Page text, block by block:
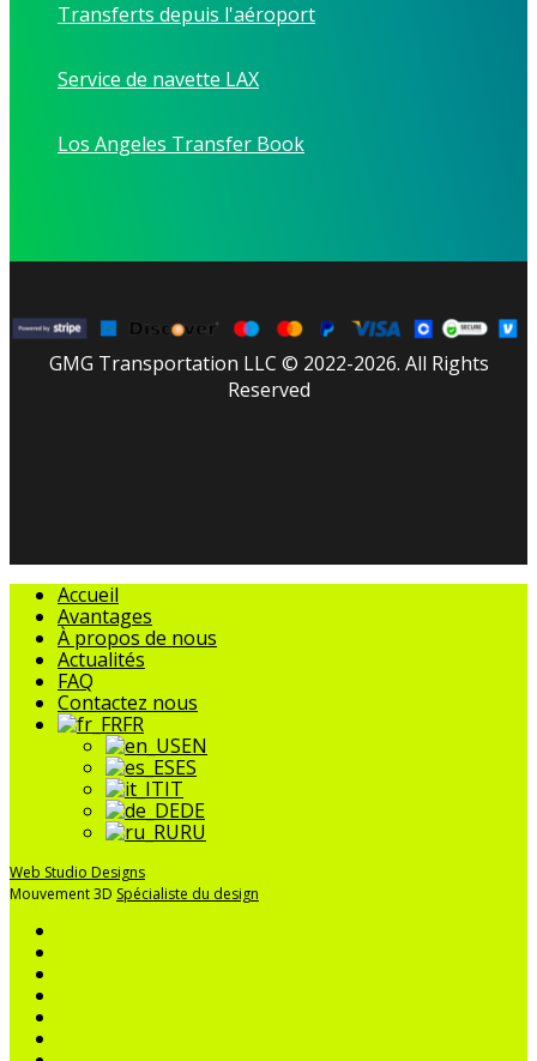
Transferts depuis l'aéroport
Service de navette LAX
Los Angeles Transfer Book
GMG Transportation LLC © 2022-2026. All Rights
Reserved
Fermer
menu
Accueil
Avantages
À propos de nous
Actualités
FAQ
Contactez nous
FR
EN
ES
IT
DE
RU
Web Studio Designs
Mouvement 3D Spécialiste du design